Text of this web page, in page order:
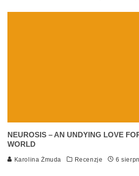
NEUROSIS – AN UNDYING LOVE
WORLD
Karolina Żmuda Recenzje 6